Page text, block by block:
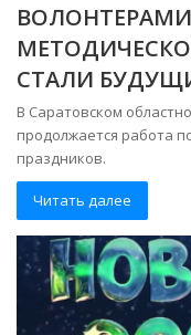
СТАЛИ
В Саратовском
продолжается работа
праздников.
Читать далее